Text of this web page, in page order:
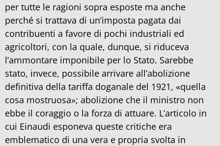
per tutte le ragioni sopra esposte ma anche
perché si trattava di un’imposta pagata dai
contribuenti a favore di pochi industriali ed
agricoltori, con la quale, dunque, si riduceva
l’ammontare imponibile per lo Stato. Sarebbe
stato, invece, possibile arrivare all’abolizione
definitiva della tariffa doganale del 1921, «quella
cosa mostruosa»; abolizione che il ministro non
ebbe il coraggio o la forza di attuare. L’articolo in
cui Einaudi esponeva queste critiche era
emblematico di una vera e propria svolta in